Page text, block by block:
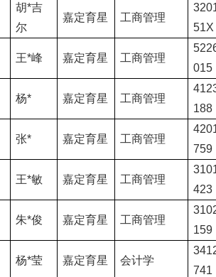
胡*吉
尔
嘉定育星 工商管理
51X
王*峰 嘉定育星 工商管理
015
杨* 嘉定育星 工商管理
188
张* 嘉定育星 工商管理
759
王*敏 嘉定育星 工商管理
423
朱*俊 嘉定育星 工商管理
159
杨*莹 嘉定育星 会计学
741